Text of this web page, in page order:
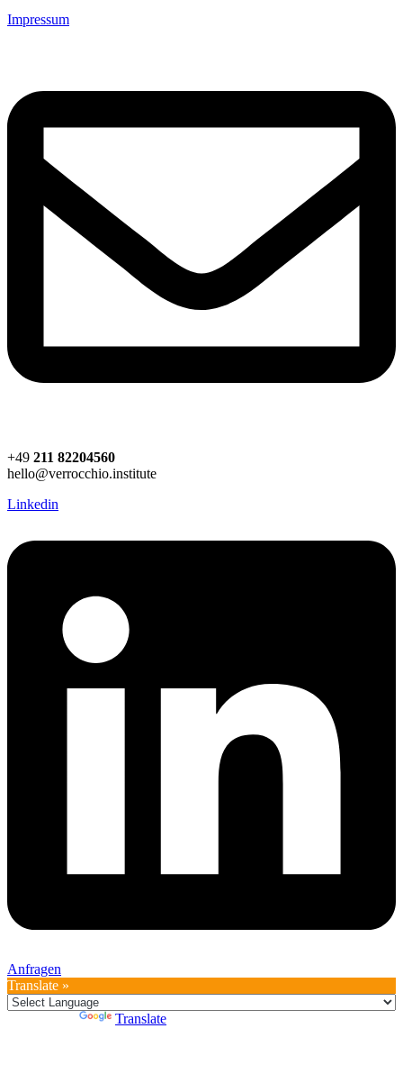
Impressum
+49 211 82204560
hello@verrocchio.institute
Linkedin
Anfragen
Translate »
Translate